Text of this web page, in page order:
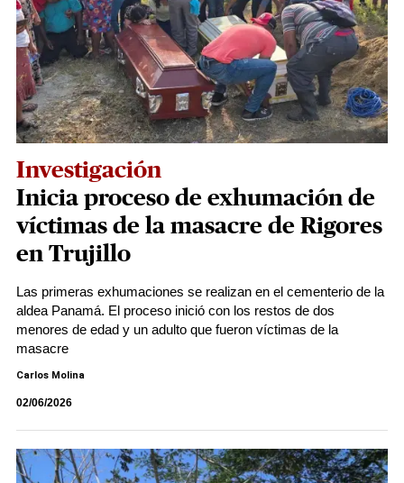
Investigación
Inicia proceso de exhumación de
víctimas de la masacre de Rigores
en Trujillo
Las primeras exhumaciones se realizan en el cementerio de la
aldea Panamá. El proceso inició con los restos de dos
menores de edad y un adulto que fueron víctimas de la
masacre
Carlos Molina
02/06/2026